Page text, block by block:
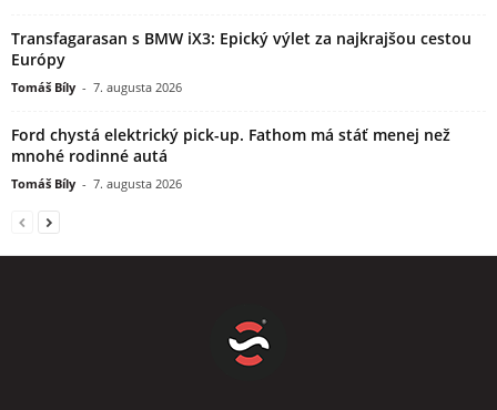
Transfagarasan s BMW iX3: Epický výlet za najkrajšou cestou
Európy
Tomáš Bíly - 7. augusta 2026
Ford chystá elektrický pick-up. Fathom má stáť menej než
mnohé rodinné autá
Tomáš Bíly - 7. augusta 2026